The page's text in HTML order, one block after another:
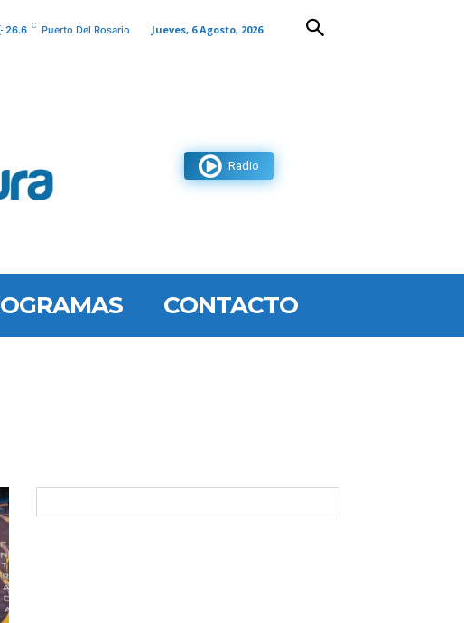
26.6 C Puerto Del Rosario Jueves, 6 Agosto, 2026
Radio
CONTACTO